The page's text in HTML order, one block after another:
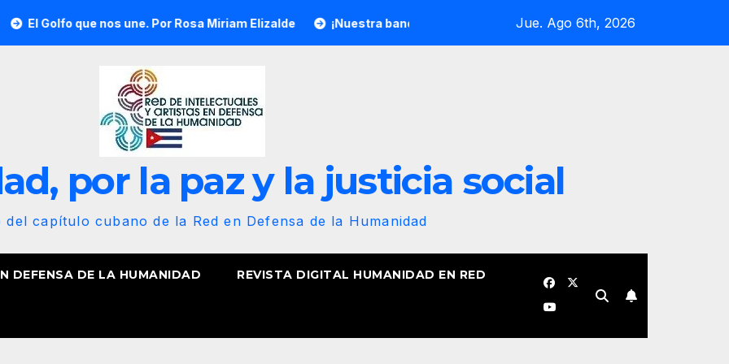
nos une. Por Rosa Miriam Elizalde ¡Nuestra bandera revolucionaria no se plegará jamás! Por Bruno Rodríguez
Jue. Ago 6th, 2026
por la paz y la justicia social
del capítulo cubano de la Red en Defensa de la Humanidad
DEFENSA DE LA HUMANIDAD REVISTA DIGITAL HUMANIDAD EN RED